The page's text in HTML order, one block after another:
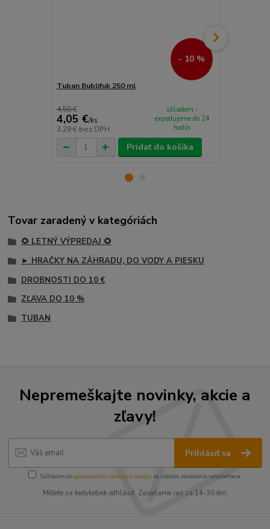
- 10 %
Tuban Bublifuk 250 ml
4,50 €
4,05 €/ks
3,29 € bez DPH
skladom -
expedujeme do 24
hodín
Pridať do košíka
Tovar zaradený v kategóriách
🌻 LETNÝ VÝPREDAJ 🌻
► HRAČKY NA ZÁHRADU, DO VODY A PIESKU
DROBNOSTI DO 10 €
ZĽAVA DO 10 %
TUBAN
Nepremeškajte novinky, akcie a
zľavy!
Prihlásiť sa
Súhlasím sospracovaním osobných údajov za účelom zasielania newslettera.
Môžete sa kedykoľvek odhlásiť. Zasielame raz za 14-30 dní.